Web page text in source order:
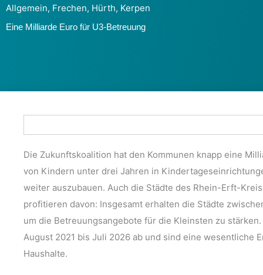
Allgemein, Frechen, Hürth, Kerpen
Eine Milliarde Euro für U3-Betreuung
Die Zukunftskoalition hat den Kommunen knapp eine
von Kindern unter drei Jahren in
weiter auszubauen. Auch die Städte des Rhein-Erft-
profitieren davon: Insgesamt erhalten die Städte
um die Betreuungsangebote für die Kleinsten zu
August 2021 bis Juli 2026 ab und sind eine wesentliche
Haushalte.